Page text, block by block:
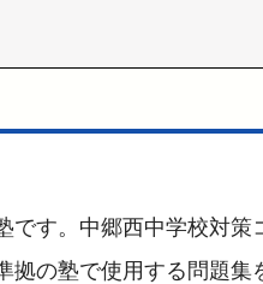
す。中郷西中学校対策
の塾で使用する問題集